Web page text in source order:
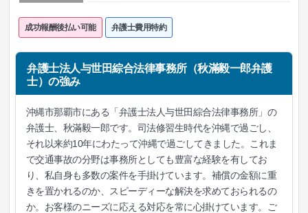
成功報酬後払い可能 弁護士費用特約
弁護士法人与世田綜合法律事務所（秋滿毅一郎弁護
士）の強み
沖縄市那覇市にある「弁護士法人与世田綜合法律事務所」の
弁護士、秋滿毅一郎です。司法修習生時代を沖縄で過ごし、
それ以来約10年にわたって沖縄で過ごしてきました。これま
で交通事故の分野は事務所としても豊富な経験を有してお
り、私自身も多数の案件を手掛けています。補償の金額に重
きを置かれるのか、スピーディーな解決を求めておられるの
か。お客様のニーズに応える対応を常に心掛けています。ご